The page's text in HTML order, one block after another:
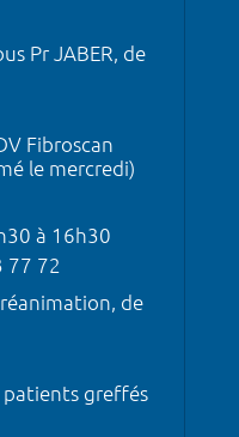
Pr JABER, de
Fibroscan
le mercredi)
à 16h30
77 72
de
greffés